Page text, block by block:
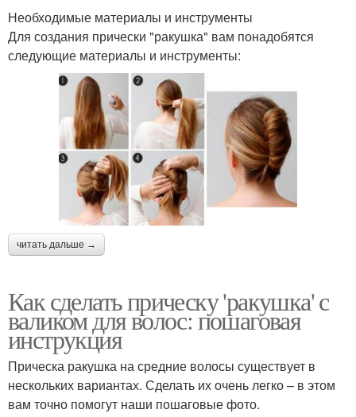
Необходимые материалы и инструменты
Для создания прически "ракушка" вам понадобятся
следующие материалы и инструменты:
читать дальше →
Как сделать прическу 'ракушка' с
валиком для волос: пошаговая
инструкция
Прическа ракушка на средние волосы существует в
нескольких вариантах. Сделать их очень легко – в этом
вам точно помогут наши пошаговые фото.